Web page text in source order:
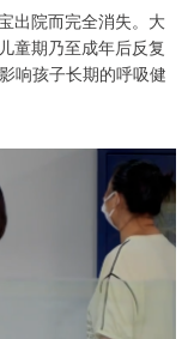
出院而完全消失。大
童期乃至成年后反复
响孩子长期的呼吸健